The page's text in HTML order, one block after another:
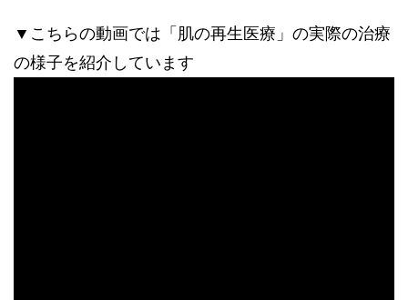
▼こちらの動画では「肌の再生医療」の実際の治療
の様子を紹介しています